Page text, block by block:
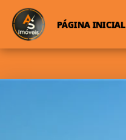
PÁGINA INICIAL